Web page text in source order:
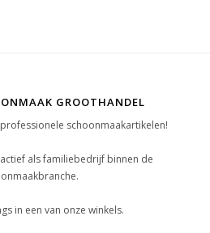
GROOTHANDEL
schoonmaakartikelen!
als familiebedrijf binnen de
in een van onze winkels.